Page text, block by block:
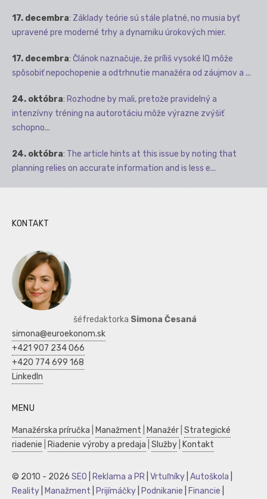
17. decembra: Základy teórie sú stále platné, no musia byť
upravené pre moderné trhy a dynamiku úrokových mier.
17. decembra: Článok naznačuje, že príliš vysoké IQ môže
spôsobiť nepochopenie a odtrhnutie manažéra od záujmov a ...
24. októbra: Rozhodne by mali, pretože pravidelný a
intenzívny tréning na autorotáciu môže výrazne zvýšiť
schopno...
24. októbra: The article hints at this issue by noting that
planning relies on accurate information and is less e...
KONTAKT
šéfredaktorka Simona Česaná
simona@euroekonom.sk
+421 907 234 066
+420 774 699 168
LinkedIn
MENU
Manažérska príručka Manažment Manažér Strategické
riadenie
Riadenie výroby a predaja Služby Kontakt
© 2010 - 2026 SEO Reklama a PR Vrtuľníky Autoškola
Reality
Manažment Prijímáčky Podnikanie Financie